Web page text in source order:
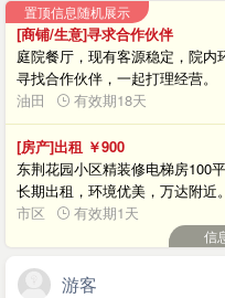
置顶信息随机展示
[商铺/生意]寻求合作伙伴
庭院餐厅，现有客源稳定，院
寻找合作伙伴，一起打理经营。
油田
有效期18天
[房产]出租 ￥900
东荆花园小区精装修电梯房100
长期出租，环境优美，万达附近
市区
有效期1天
信
游客